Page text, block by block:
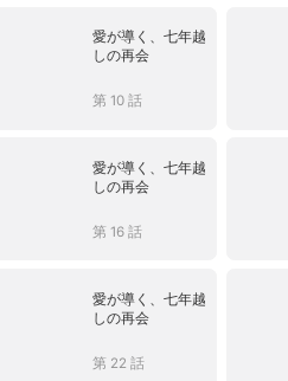
愛が導く、七年越
しの再会
第 10 話
愛が導く、七年越
しの再会
第 16 話
愛が導く、七年越
しの再会
第 22 話